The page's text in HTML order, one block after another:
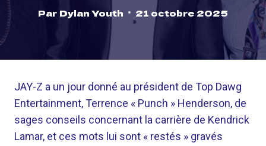
Par Dylan Youth 21 octobre 2025
JAY-Z a un jour donné au président de Top Dawg
Entertainment, Terrence « Punch » Henderson, de
sages conseils concernant la carrière de Kendrick
Lamar, et ces mots lui sont « restés » gravés